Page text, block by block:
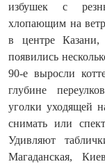
избушек с
хлопающим на
в центре Казани,
появились
90-е выросли
глубине
уголки уходящей
снимать или
Удивляют
Магаданская,